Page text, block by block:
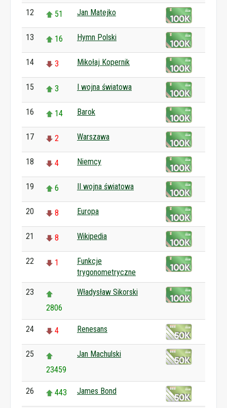
12 51 Jan Matejko
13 16 Hymn Polski
14 3 Mikołaj Kopernik
15 3 I wojna światowa
16 14 Barok
17 2 Warszawa
18 4 Niemcy
19 6 II wojna światowa
20 8 Europa
21 8 Wikipedia
22 1
Funkcje
trygonometryczne
23
2806
Władysław Sikorski
24 4 Renesans
25
23459
Jan Machulski
26 443 James Bond